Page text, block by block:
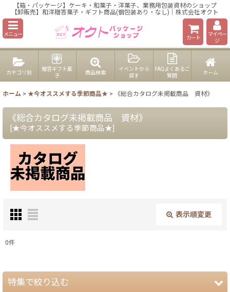
【箱・パッケージ】ケーキ・和菓子・洋菓子、業務用包装資材のショップ
【卸販売】和洋贈答菓子・ギフト商品(個包装あり・なし)｜株式会社オクト
メニュー
カート
マイペー
ジ
カテゴリ別
贈答ギフト菓
子
商品検索
イベントから
探す
FAQよくあるご
質問
ホーム
ホーム > ★今オススメする季節商品★ > 《総合カタログ未掲載商品 資材》
《総合カタログ未掲載商品 資材》
[★今オススメする季節商品★]
表示順変更
在庫あり
0件
特集で絞り込む